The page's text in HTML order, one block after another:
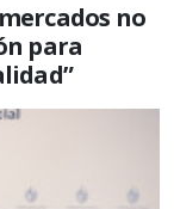
no
para